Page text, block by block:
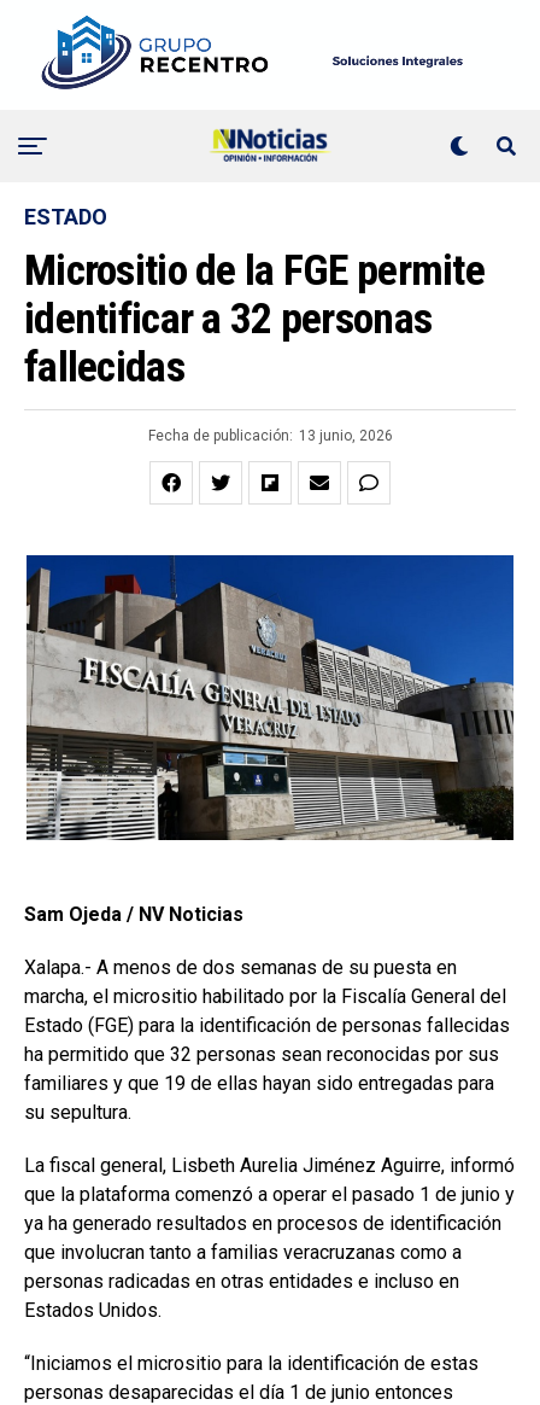
ESTADO
Micrositio de la FGE permite
identificar a 32 personas
fallecidas
Fecha de publicación: 13 junio, 2026
Sam Ojeda / NV Noticias
Xalapa.- A menos de dos semanas de su puesta en
marcha, el micrositio habilitado por la Fiscalía General del
Estado (FGE) para la identificación de personas fallecidas
ha permitido que 32 personas sean reconocidas por sus
familiares y que 19 de ellas hayan sido entregadas para
su sepultura.
La fiscal general, Lisbeth Aurelia Jiménez Aguirre, informó
que la plataforma comenzó a operar el pasado 1 de junio y
ya ha generado resultados en procesos de identificación
que involucran tanto a familias veracruzanas como a
personas radicadas en otras entidades e incluso en
Estados Unidos.
“Iniciamos el micrositio para la identificación de estas
personas desaparecidas el día 1 de junio entonces